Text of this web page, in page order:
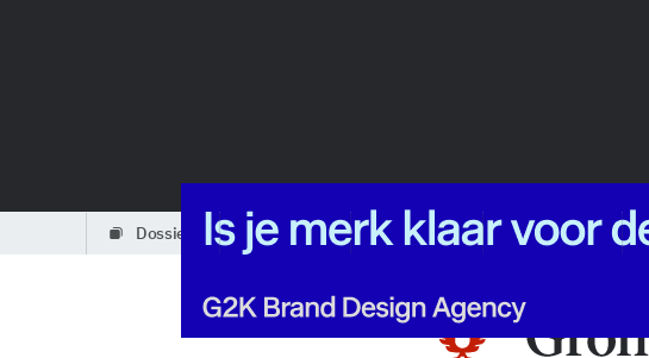
dossiers partners podcasts vacatures